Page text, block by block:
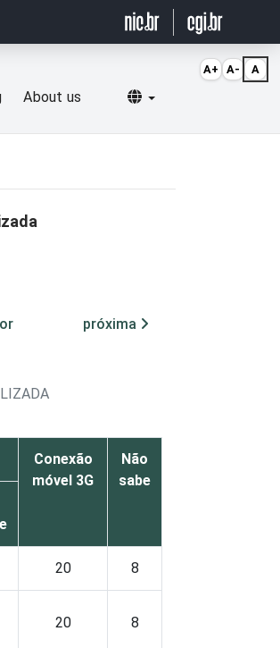
About us Selecionar idioma
próxima
Conexão
móvel 3G
Não
sabe
20 8
20 8
A+ A- A